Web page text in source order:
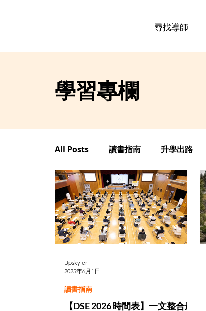
尋找導師
學習專欄
All Posts 讀書指南 升學出路
【DSE 2026 時間表】一文整合最
讀書指南
Upskyler
2025年6月1日